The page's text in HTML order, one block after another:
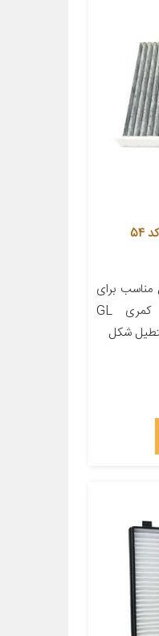
فیلتر کابین تویوتا جنیون پارتس کد 54
برای
خودرو تویوتا کمری تویوتا کمری GL
شکل